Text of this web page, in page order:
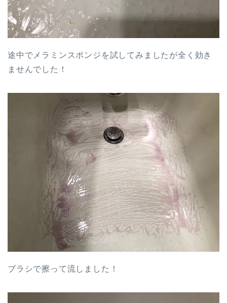
途中でメラミンスポンジを試してみましたが全く効き
ませんでした！
ブラシで擦って流しました！